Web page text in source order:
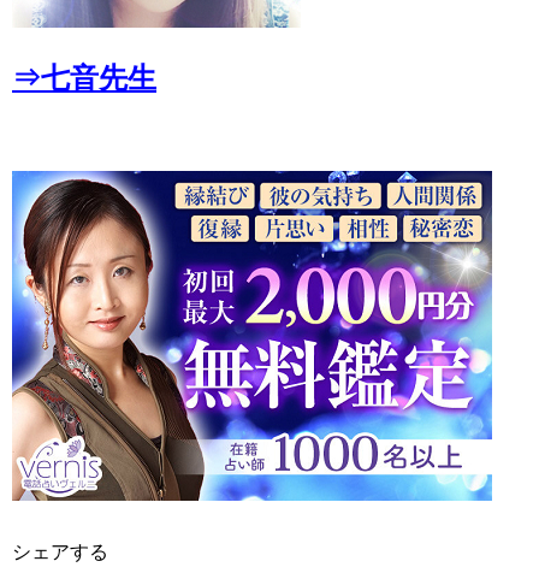
⇒七音先生
シェアする